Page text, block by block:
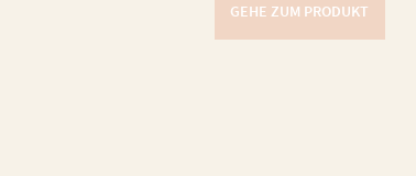
GEHE ZUM PRODUKT